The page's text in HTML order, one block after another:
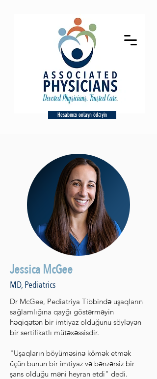
Hesabınızı onlayn ödəyin
Jessica McGee
MD, Pediatrics
Dr McGee, Pediatriya Tibbində uşaqların
sağlamlığına qayğı göstərməyin
həqiqətən bir imtiyaz olduğunu söyləyən
bir sertifikatlı mütəxəssisdir.
"Uşaqların böyüməsinə kömək etmək
üçün bunun bir imtiyaz və bənzərsiz bir
şans olduğu məni heyran etdi" dedi.